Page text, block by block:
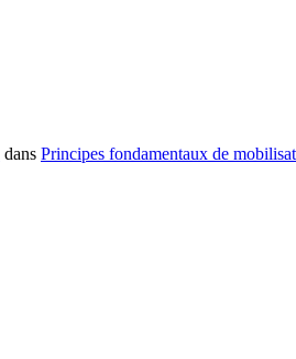
dans Principes fondamentaux de